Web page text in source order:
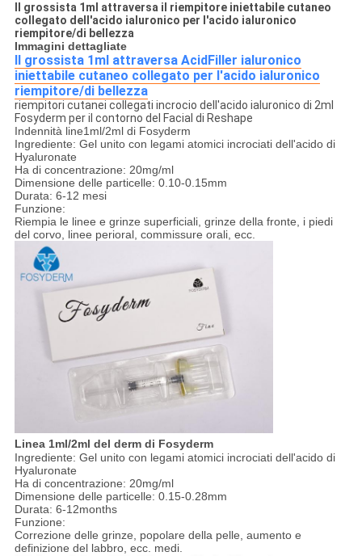
Il grossista 1ml attraversa il riempitore iniettabile cutaneo
collegato dell'acido ialuronico per l'acido ialuronico
riempitore/di bellezza
Immagini dettagliate
Il grossista 1ml attraversa AcidFiller ialuronico
iniettabile cutaneo collegato per l'acido ialuronico
riempitore/di bellezza
riempitori cutanei collegati incrocio dell'acido ialuronico di 2ml
Fosyderm per il contorno del Facial di Reshape
Indennità line1ml/2ml di Fosyderm
Ingrediente: Gel unito con legami atomici incrociati dell'acido di
Hyaluronate
Ha di concentrazione: 20mg/ml
Dimensione delle particelle: 0.10-0.15mm
Durata: 6-12 mesi
Funzione:
Riempia le linee e grinze superficiali, grinze della fronte, i piedi
del corvo, linee perioral, commissure orali, ecc.
Linea 1ml/2ml del derm di Fosyderm
Ingrediente: Gel unito con legami atomici incrociati dell'acido di
Hyaluronate
Ha di concentrazione: 20mg/ml
Dimensione delle particelle: 0.15-0.28mm
Durata: 6-12months
Funzione:
Correzione delle grinze, popolare della pelle, aumento e
definizione del labbro, ecc. medi.